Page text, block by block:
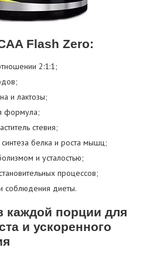
Flash Zero:
2:1:1;
и лактозы;
формула;
стевия;
белка и роста мышц;
и усталостью;
процессов;
соблюдения диеты.
каждой порции для
и ускоренного